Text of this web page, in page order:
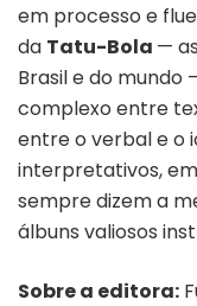
em processo e
da Tatu-Bola —
Brasil e do
complexo entre
entre o verbal e o
interpretativos,
sempre dizem a
álbuns valiosos
Sobre a editora: